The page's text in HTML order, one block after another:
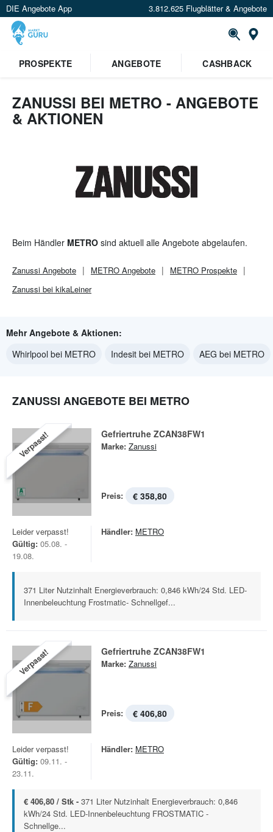
DIE Angebote App 3.812.625 Flugblätter & Angebote
PROSPEKTE
ANGEBOTE CASHBACK
ZANUSSI BEI METRO - ANGEBOTE
& AKTIONEN
Beim Händler METRO sind aktuell alle Angebote abgelaufen.
Zanussi Angebote METRO Angebote METRO Prospekte
Zanussi bei kikaLeiner
Mehr Angebote & Aktionen:
Whirlpool bei METRO
Indesit bei METRO AEG bei METRO
ZANUSSI ANGEBOTE BEI METRO
Verpasst! Gefriertruhe ZCAN38FW1
Marke: Zanussi
Preis: € 358,80
Leider verpasst!
Gültig: 05.08. -
19.08.
Händler: METRO
371 Liter Nutzinhalt Energieverbrauch: 0,846 kWh/24 Std. LED-
Innenbeleuchtung Frostmatic- Schnellgef...
Verpasst! Gefriertruhe ZCAN38FW1
Marke: Zanussi
Preis: € 406,80
Leider verpasst!
Gültig: 09.11. -
23.11.
Händler: METRO
€ 406,80 / Stk - 371 Liter Nutzinhalt Energieverbrauch: 0,846
kWh/24 Std. LED-Innenbeleuchtung FROSTMATIC -
Schnellge...